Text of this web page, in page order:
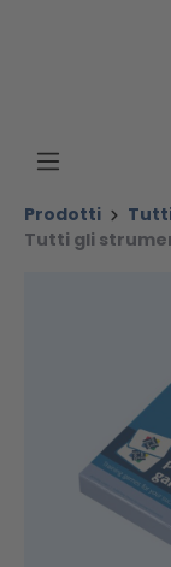
Passa al
Prodotti
Tutti gli